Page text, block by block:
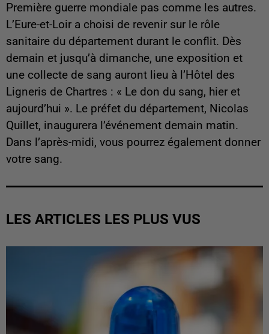
Première guerre mondiale pas comme les autres.
L’Eure-et-Loir a choisi de revenir sur le rôle
sanitaire du département durant le conflit. Dès
demain et jusqu’à dimanche, une exposition et
une collecte de sang auront lieu à l’Hôtel des
Ligneris de Chartres : « Le don du sang, hier et
aujourd’hui ». Le préfet du département, Nicolas
Quillet, inaugurera l’événement demain matin.
Dans l’après-midi, vous pourrez également donner
votre sang.
LES ARTICLES LES PLUS VUS